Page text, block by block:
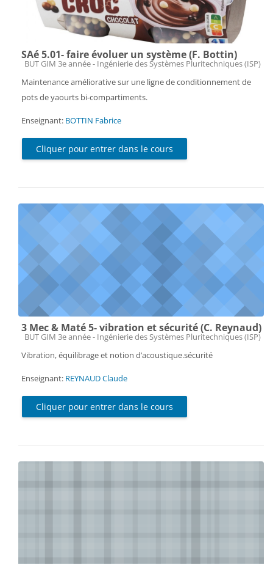
SAé 5.01- faire évoluer un système (F. Bottin)
Catégorie de cours
BUT GIM 3e année - Ingénierie des Systèmes Pluritechniques (ISP)
Maintenance améliorative sur une ligne de conditionnement de
pots de yaourts bi-compartiments.
Enseignant: BOTTIN Fabrice
Cliquer pour entrer dans le cours
3 Mec & Maté 5- vibration et sécurité (C. Reynaud)
Catégorie de cours
BUT GIM 3e année - Ingénierie des Systèmes Pluritechniques (ISP)
Vibration, équilibrage et notion d’acoustique.sécurité
Enseignant: REYNAUD Claude
Cliquer pour entrer dans le cours